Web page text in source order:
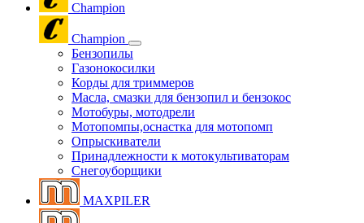
Champion
Champion
Бензопилы
Газонокосилки
Корды для триммеров
Масла, смазки для бензопил и бензокос
Мотобуры, мотодрели
Мотопомпы,оснастка для мотопомп
Опрыскиватели
Принадлежности к мотокультиваторам
Снегоуборщики
MAXPILER